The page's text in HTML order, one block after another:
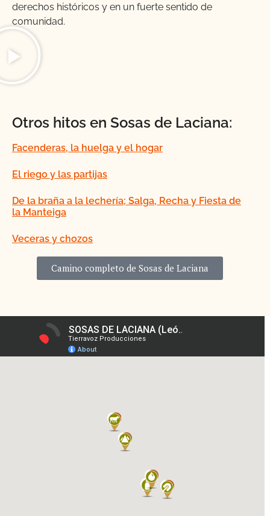
derechos históricos y en un fuerte sentido de
comunidad.
Otros hitos en Sosas de Laciana:
Facenderas, la huelga y el hogar
El riego y las partijas
De la braña a la lechería; Salga, Recha y Fiesta de
la Manteiga
Veceras y chozos
Camino completo de Sosas de Laciana